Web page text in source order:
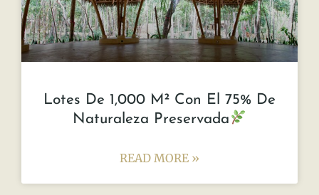
Lotes De 1,000 M² Con El 75% De
Naturaleza Preservada
READ MORE »